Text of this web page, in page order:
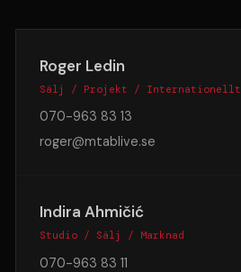
Roger Ledin
Sälj / Projekt / Internationellt
070-963 83 13
roger@mtablive.se
Indira Ahmičić
Studio / Sälj / Marknad
070-963 83 11